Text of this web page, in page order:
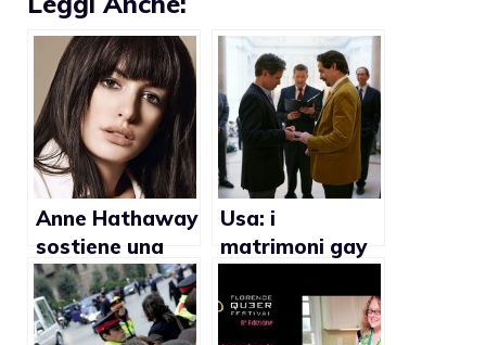
Anne Hathaway
sostiene una
campagna a
favore dei
matrimoni gay
Usa: i
matrimoni gay
l’opinione
pubblica